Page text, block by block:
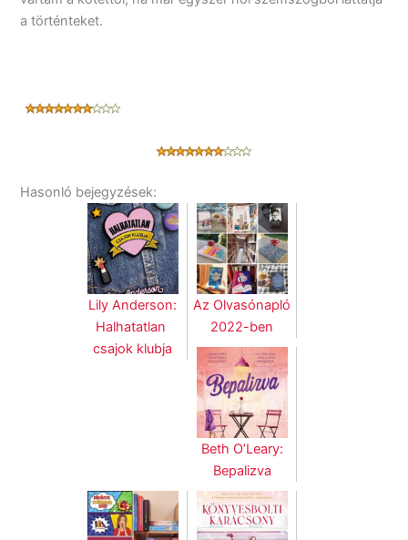
a történteket.
Hasonló bejegyzések:
Lily Anderson:
Halhatatlan ​
csajok klubja
Az Olvasónapló
2022-ben
Beth O’Leary:
Bepalizva